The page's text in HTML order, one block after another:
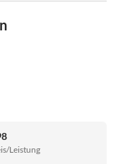
Leistung